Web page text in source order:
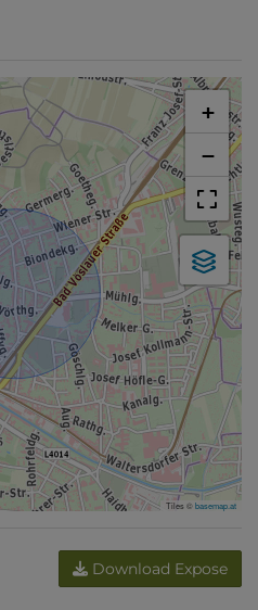
+
−
Tiles ©basemap.at
Download Expose